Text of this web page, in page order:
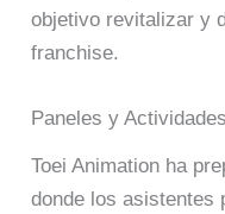
objetivo revitalizar y
franchise.
Paneles y Actividades
Toei Animation ha
donde los asistentes